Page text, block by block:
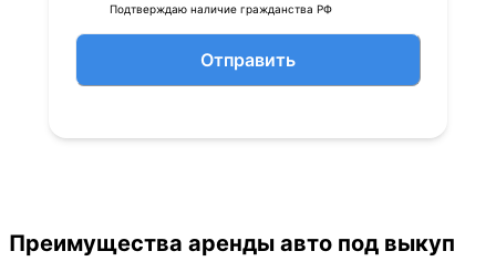
Подтверждаю наличие гражданства РФ
Отправить
Преимущества аренды авто под выкуп